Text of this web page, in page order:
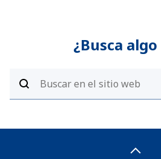
¿Busca algo